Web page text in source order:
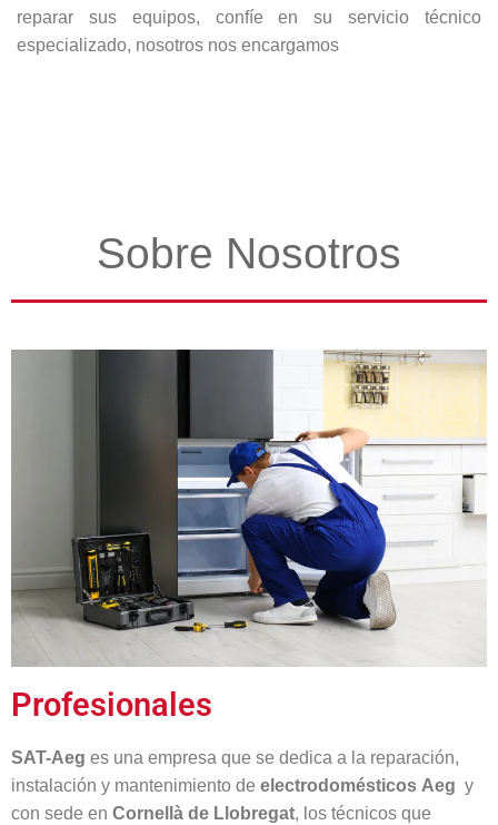
reparar sus equipos, confíe en su servicio técnico
especializado, nosotros nos encargamos
Sobre Nosotros
Profesionales
SAT-Aeg es una empresa que se dedica a la reparación,
instalación y mantenimiento de electrodomésticos Aeg y
con sede en Cornellà de Llobregat, los técnicos que